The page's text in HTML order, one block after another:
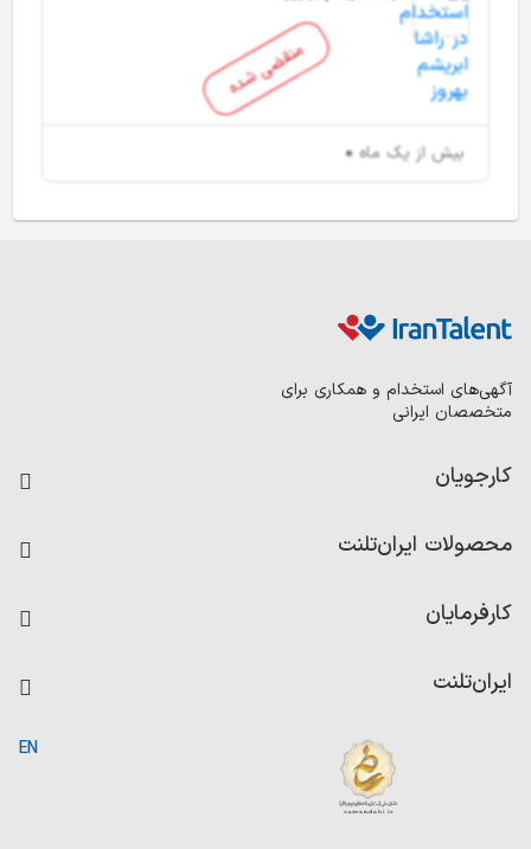
منقضی شده
بیش از یک ماه
آگهی‌های استخدام و همکاری برای
متخصصان ایرانی
کارجویان
رزومه ساز
امتیاز شرکت‌ها
محصولات ایران‌تلنت
کاردیکس
کارفرمایان
ایران‌تلنت
EN